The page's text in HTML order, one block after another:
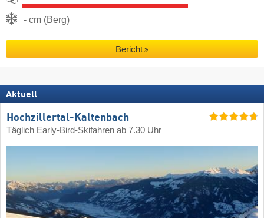
- cm (Berg)
Bericht
Aktuell
Hochzillertal-Kaltenbach
Täglich Early-Bird-Skifahren ab 7.30 Uhr